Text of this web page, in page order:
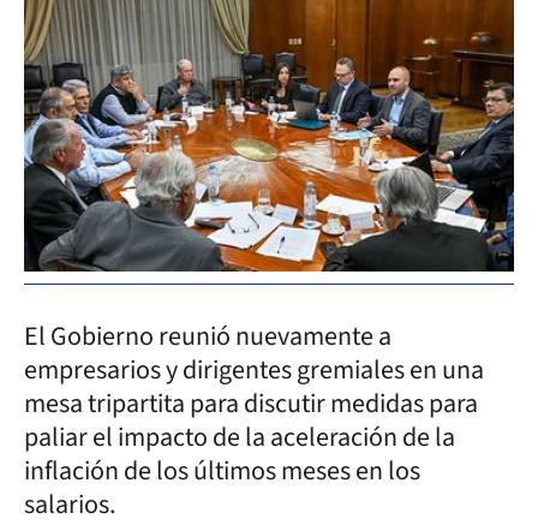
El Gobierno reunió nuevamente a
empresarios y dirigentes gremiales en una
mesa tripartita para discutir medidas para
paliar el impacto de la aceleración de la
inflación de los últimos meses en los
salarios.